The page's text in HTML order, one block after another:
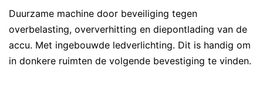
Duurzame machine door beveiliging tegen
overbelasting, oververhitting en diepontlading van de
accu. Met ingebouwde ledverlichting. Dit is handig om
in donkere ruimten de volgende bevestiging te vinden.